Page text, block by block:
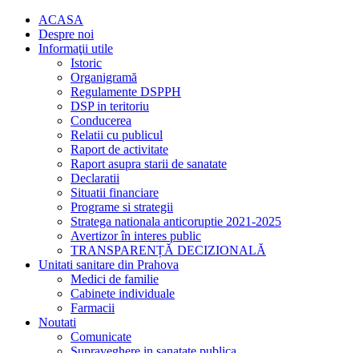
ACASA
Despre noi
Informaţii utile
Istoric
Organigramă
Regulamente DSPPH
DSP in teritoriu
Conducerea
Relatii cu publicul
Raport de activitate
Raport asupra starii de sanatate
Declaratii
Situatii financiare
Programe si strategii
Stratega nationala anticoruptie 2021-2025
Avertizor în interes public
TRANSPARENȚĂ DECIZIONALĂ
Unitati sanitare din Prahova
Medici de familie
Cabinete individuale
Farmacii
Noutati
Comunicate